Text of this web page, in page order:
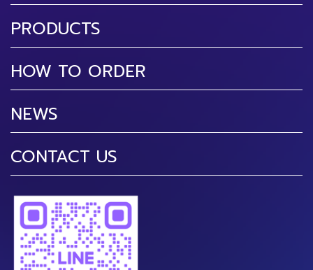
PRODUCTS
HOW TO ORDER
NEWS
CONTACT US